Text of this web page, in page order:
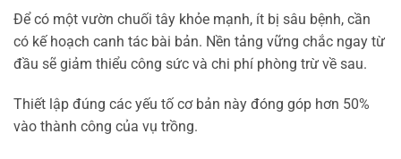
Để có một vườn chuối tây khỏe mạnh, ít bị sâu bệnh, cần
có kế hoạch canh tác bài bản. Nền tảng vững chắc ngay từ
đầu sẽ giảm thiểu công sức và chi phí phòng trừ về sau.
Thiết lập đúng các yếu tố cơ bản này đóng góp hơn 50%
vào thành công của vụ trồng.